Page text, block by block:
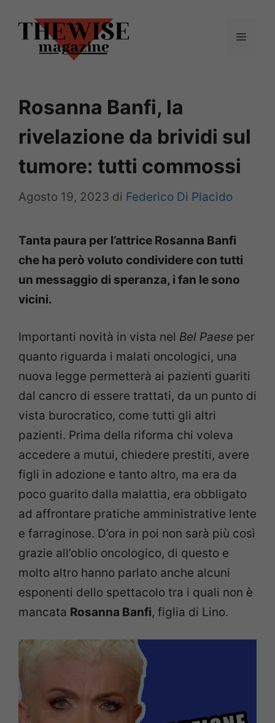
contenuto
Menu
Rosanna Banfi, la
rivelazione da brividi sul
tumore: tutti commossi
Agosto 19, 2023 di Federico Di Placido
Tanta paura per l’attrice Rosanna Banfi
che ha però voluto condividere con tutti
un messaggio di speranza, i fan le sono
vicini.
Importanti novità in vista nel Bel Paese per
quanto riguarda i malati oncologici, una
nuova legge permetterà ai pazienti guariti
dal cancro di essere trattati, da un punto di
vista burocratico, come tutti gli altri
pazienti. Prima della riforma chi voleva
accedere a mutui, chiedere prestiti, avere
figli in adozione e tanto altro, ma era da
poco guarito dalla malattia, era obbligato
ad affrontare pratiche amministrative lente
e farraginose. D’ora in poi non sarà più così
grazie all’oblio oncologico, di questo e
molto altro hanno parlato anche alcuni
esponenti dello spettacolo tra i quali non è
mancata Rosanna Banfi, figlia di Lino.